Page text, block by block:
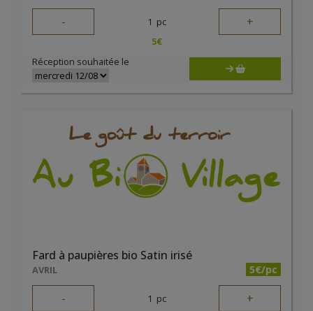
- 1 pc +
5€
Réception souhaitée le
Fard à paupières bio Satin irisé
AVRIL 5€/pc
- 1 pc +